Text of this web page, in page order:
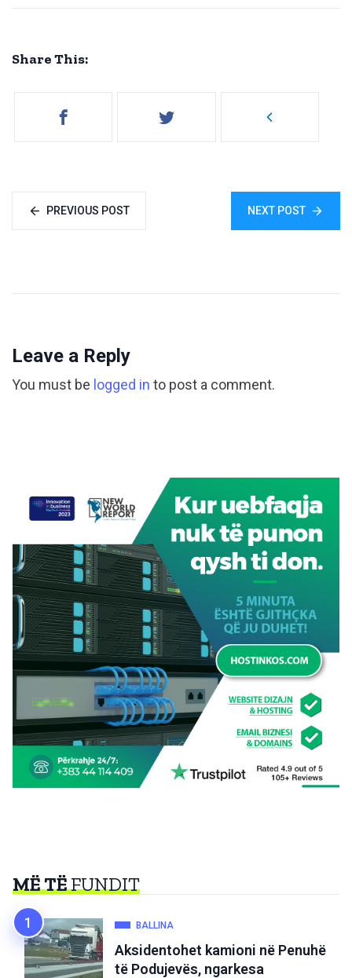
Share This:
PREVIOUS POST NEXT POST
Leave a Reply
You must be logged in to post a comment.
MË TËFUNDIT
BALLINA
Aksidentohet kamioni në Penuhë
të Podujevës, ngarkesa